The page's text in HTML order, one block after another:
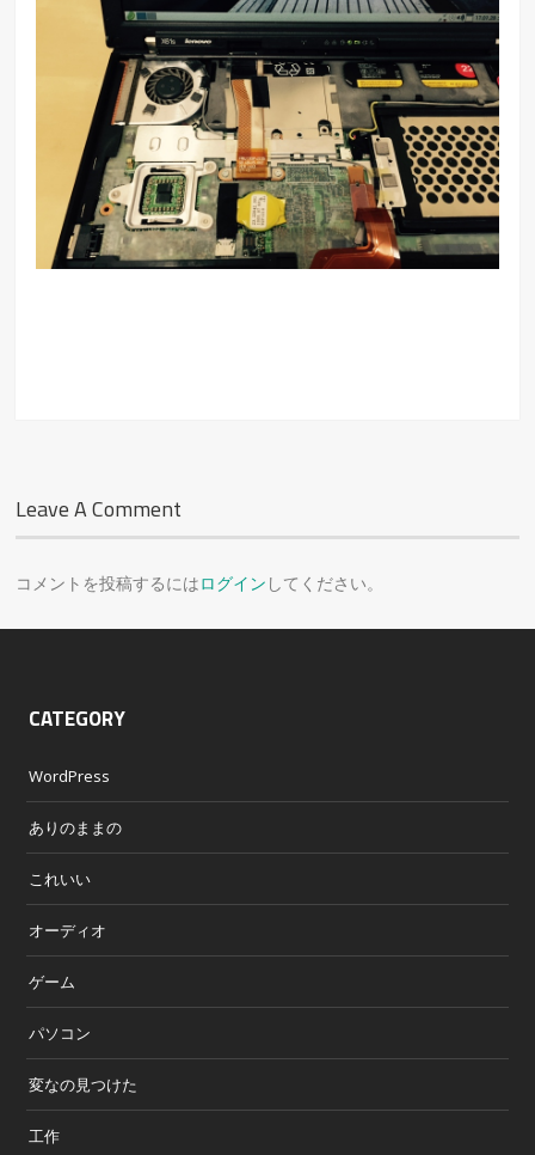
Leave A Comment
コメントを投稿するにはログイン してください。
CATEGORY
WordPress
ありのままの
これいい
オーディオ
ゲーム
パソコン
変なの見つけた
工作